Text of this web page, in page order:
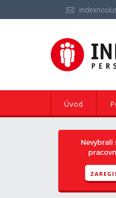
Úvod
Nevybrali